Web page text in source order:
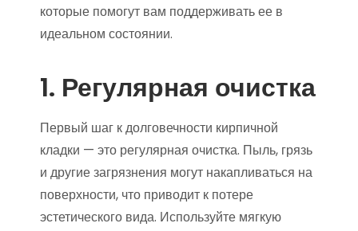
которые помогут вам поддерживать ее в
идеальном состоянии.
1. Регулярная очистка
Первый шаг к долговечности кирпичной
кладки — это регулярная очистка. Пыль, грязь
и другие загрязнения могут накапливаться на
поверхности, что приводит к потере
эстетического вида. Используйте мягкую